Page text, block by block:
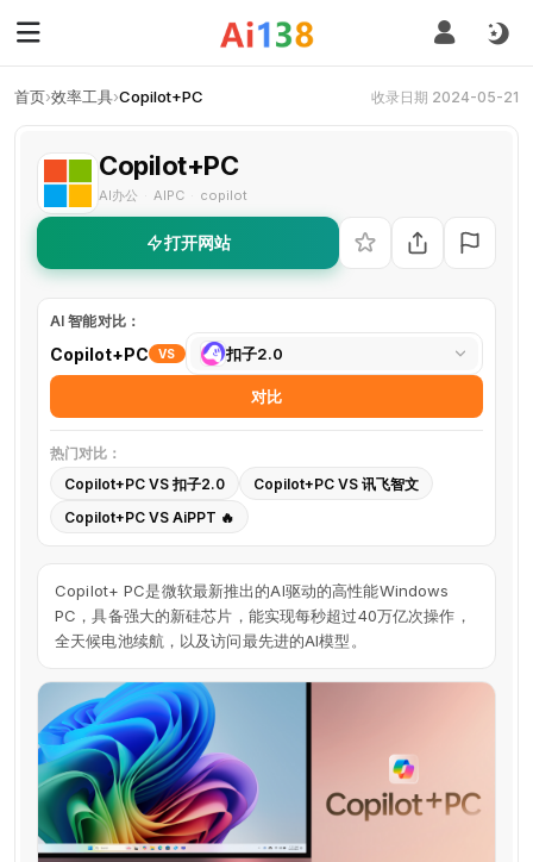
首页›效率工具›Copilot+PC 收录日期 2024-05-21
Copilot+PC
AI办公 AIPC copilot
打开网站
AI 智能对比：
Copilot+PC VS
选
择
具
扣子2.0
对比
热门对比：
Copilot+PC VS 扣子2.0
Copilot+PC VS 讯飞智文
Copilot+PC VS AiPPT 🔥
Copilot+ PC是微软最新推出的AI驱动的高性能Windows
PC，具备强大的新硅芯片，能实现每秒超过40万亿次操作，
全天候电池续航，以及访问最先进的AI模型。